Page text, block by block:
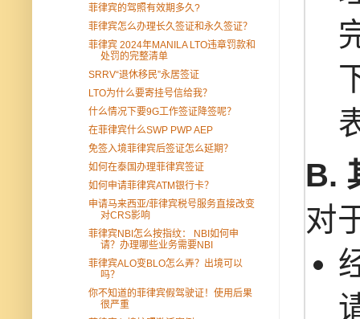
B.
对
菲律宾的驾照有效期多久?
菲律宾怎么办理长久签证和永久签证？
菲律宾 2024年MANILA LTO违章罚款和
处罚的完整清单
SRRV“退休移民”永居签证
LTO为什么要寄挂号信给我？
什么情况下要9G工作签证降签呢？
在菲律宾什么SWP PWP AEP
免签入境菲律宾后签证怎么延期？
如何在泰国办理菲律宾签证
如何申请菲律宾ATM银行卡？
申请马来西亚/菲律宾税号服务直接改变
对CRS影响
菲律宾NBI怎么按指纹： NBI如何申
请？办理哪些业务需要NBI
菲律宾ALO变BLO怎么弄？出境可以
吗？
你不知道的菲律宾假驾驶证！使用后果
很严重